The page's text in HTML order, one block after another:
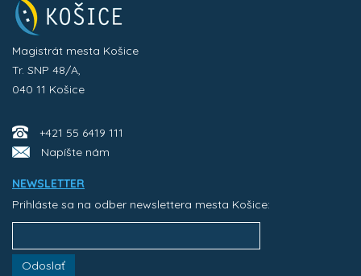
Magistrát mesta Košice
Tr. SNP 48/A,
040 11 Košice
+421 55 6419 111
Napíšte nám
NEWSLETTER
Prihláste sa na odber newslettera mesta Košice:
Odoslať